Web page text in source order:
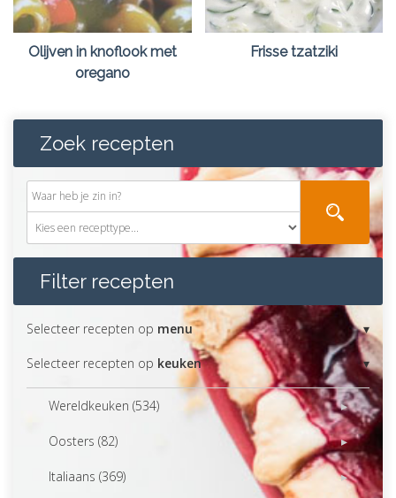
Olijven in knoflook met
oregano
Frisse tzatziki
Zoek recepten
Filter recepten
Selecteer recepten op menu
Selecteer recepten op keuken
Wereldkeuken (534)
Oosters (82)
Italiaans (369)